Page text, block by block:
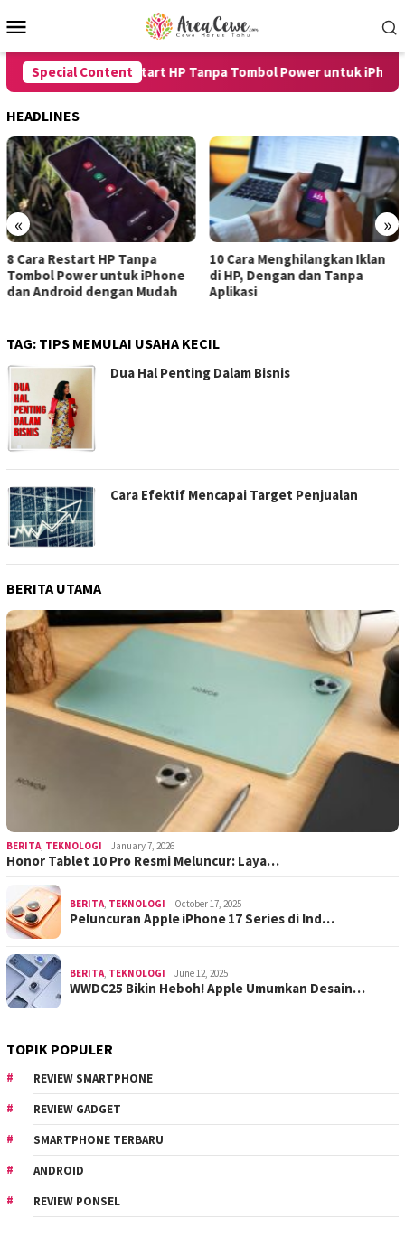
to
Menu
Special Content
8 Cara Restart HP Tanpa Tombol Power untuk iPhone
HEADLINES
« »
10 Cara Menghilangkan Iklan
di HP, Dengan dan Tanpa
Aplikasi
7 Cara Merekam Suara di HP
untuk Android dan iPhone
dengan Hasil Jernih
TAG: TIPS MEMULAI USAHA KECIL
Dua Hal Penting Dalam Bisnis
Cara Efektif Mencapai Target Penjualan
BERITA UTAMA
BERITA TEKNOLOGI January 7, 2026
Honor Tablet 10 Pro Resmi Meluncur: Laya…
BERITA TEKNOLOGI October 17, 2025
Peluncuran Apple iPhone 17 Series di Ind…
BERITA TEKNOLOGI June 12, 2025
WWDC25 Bikin Heboh! Apple Umumkan Desain…
TOPIK POPULER
REVIEW SMARTPHONE
REVIEW GADGET
SMARTPHONE TERBARU
ANDROID
REVIEW PONSEL